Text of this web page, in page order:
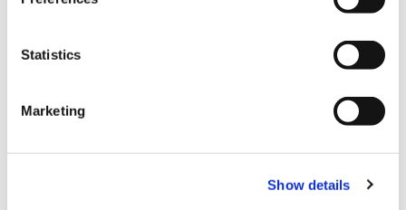
Statistics
Marketing
Show details
価格
1,700円＋税